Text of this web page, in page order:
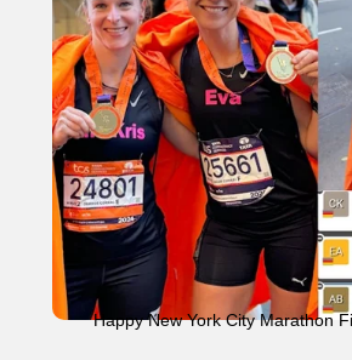
Happy New York City Marathon